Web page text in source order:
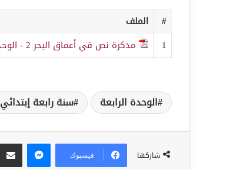
# الملف
1
مذكرة نص في أعماق البحر 2 - الوحدة الرابعة
الوحدة الرابعة سنة رابعة إبتدائي
شاركها فيسبوك